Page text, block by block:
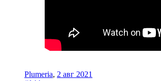
Plumeria, 2 авг 2021